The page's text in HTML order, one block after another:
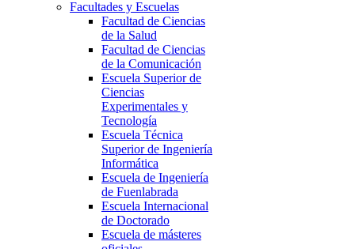
Facultades y Escuelas
Facultad de Ciencias
de la Salud
Facultad de Ciencias
de la Comunicación
Escuela Superior de
Ciencias
Experimentales y
Tecnología
Escuela Técnica
Superior de Ingeniería
Informática
Escuela de Ingeniería
de Fuenlabrada
Escuela Internacional
de Doctorado
Escuela de másteres